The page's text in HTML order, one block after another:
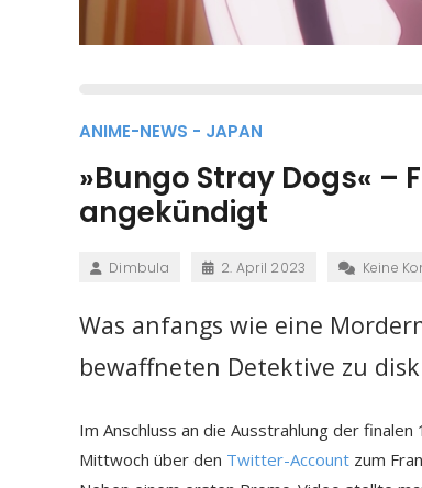
ANIME-NEWS - JAPAN
»Bungo Stray Dogs« –
angekündigt
Dimbula 2. April 2023 Keine
Was anfangs wie eine
bewaffneten Detektive zu
Im Anschluss an die Ausstrahlung der
Mittwoch über den Twitter-Account zum